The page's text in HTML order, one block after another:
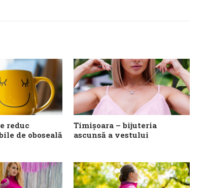
reduc
de oboseală
Timișoara – bijuteria
ascunsă a vestului